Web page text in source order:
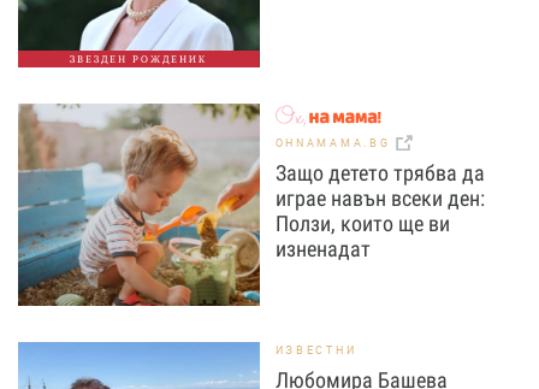
ЗВЕЗДЕН РОЖДЕНИК
OHNAMAMA.BG
Защо детето трябва да
играе навън всеки ден:
Ползи, които ще ви
изненадат
ИЗВЕСТНИ
Любомира Башева